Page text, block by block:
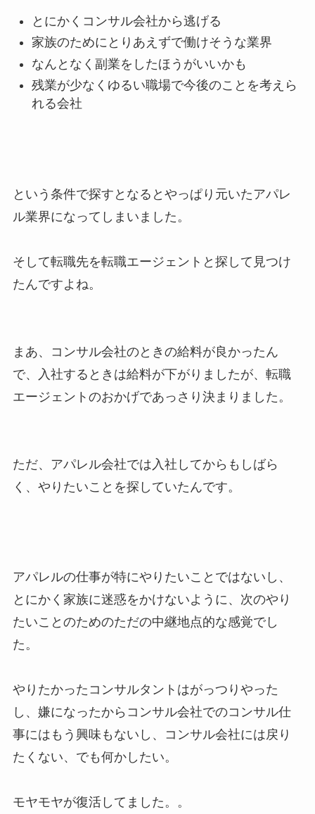
とにかくコンサル会社から逃げる
家族のためにとりあえずで働けそうな業界
なんとなく副業をしたほうがいいかも
残業が少なくゆるい職場で今後のことを考えら
れる会社
という条件で探すとなるとやっぱり元いたアパレ
ル業界になってしまいました。
そして転職先を転職エージェントと探して見つけ
たんですよね。
まあ、コンサル会社のときの給料が良かったん
で、入社するときは給料が下がりましたが、転職
エージェントのおかげであっさり決まりました。
ただ、アパレル会社では入社してからもしばら
く、やりたいことを探していたんです。
アパレルの仕事が特にやりたいことではないし、
とにかく家族に迷惑をかけないように、次のやり
たいことのためのただの中継地点的な感覚でし
た。
やりたかったコンサルタントはがっつりやった
し、嫌になったからコンサル会社でのコンサル仕
事にはもう興味もないし、コンサル会社には戻り
たくない、でも何かしたい。
モヤモヤが復活してました。。